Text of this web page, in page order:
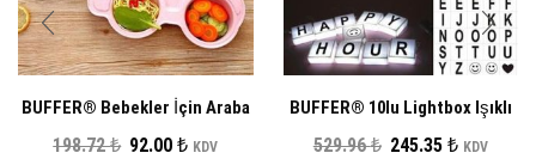
BUFFER® Bebekler İçin Araba
Şeklinde Sevimli Mama Tabağı
198.72₺ Orijinal
92.00₺Şu
KDV
BUFFER® 10lu Lightbox Işıklı
Harf Mesaj Panosu Dekoratif
529.96₺ Orijinal
245.35 ₺Şu
KDV